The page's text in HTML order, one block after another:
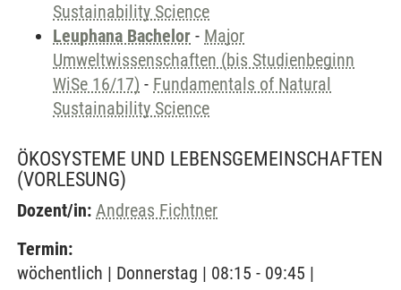
Sustainability Science
Leuphana Bachelor - Major
Umweltwissenschaften (bis Studienbeginn
WiSe 16/17) - Fundamentals of Natural
Sustainability Science
ÖKOSYSTEME UND LEBENSGEMEINSCHAFTEN
(VORLESUNG)
Dozent/in: Andreas Fichtner
Termin:
wöchentlich | Donnerstag | 08:15 - 09:45 |